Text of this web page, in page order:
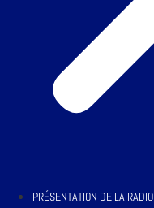
PRÉSENTATION DE LA RADIO